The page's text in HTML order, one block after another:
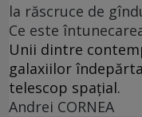
la răscruce de
Ce este
Unii dintre
galaxiilor
telescop spațial.
Andrei CORNEA